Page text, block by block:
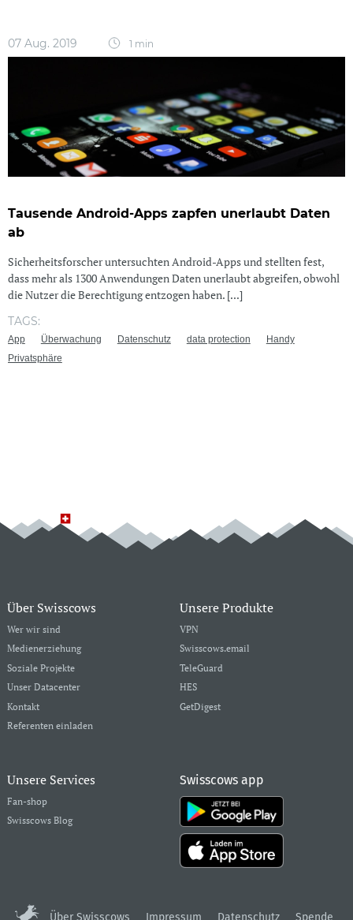
07 Aug. 2019 1 min
Tausende Android-Apps zapfen unerlaubt Daten
ab
Sicherheitsforscher untersuchten Android-Apps und stellten fest,
dass mehr als 1300 Anwendungen Daten unerlaubt abgreifen, obwohl
die Nutzer die Berechtigung entzogen haben. [...]
TAGS:
App Überwachung Datenschutz data protection
Handy
Privatsphäre
Über Swisscows
Wer wir sind
Medienerziehung
Soziale Projekte
Unser Datacenter
Kontakt
Referenten einladen
Unsere Produkte
VPN
Swisscows.email
TeleGuard
HES
GetDigest
Unsere Services
Fan-shop
Swisscows Blog
Swisscows app